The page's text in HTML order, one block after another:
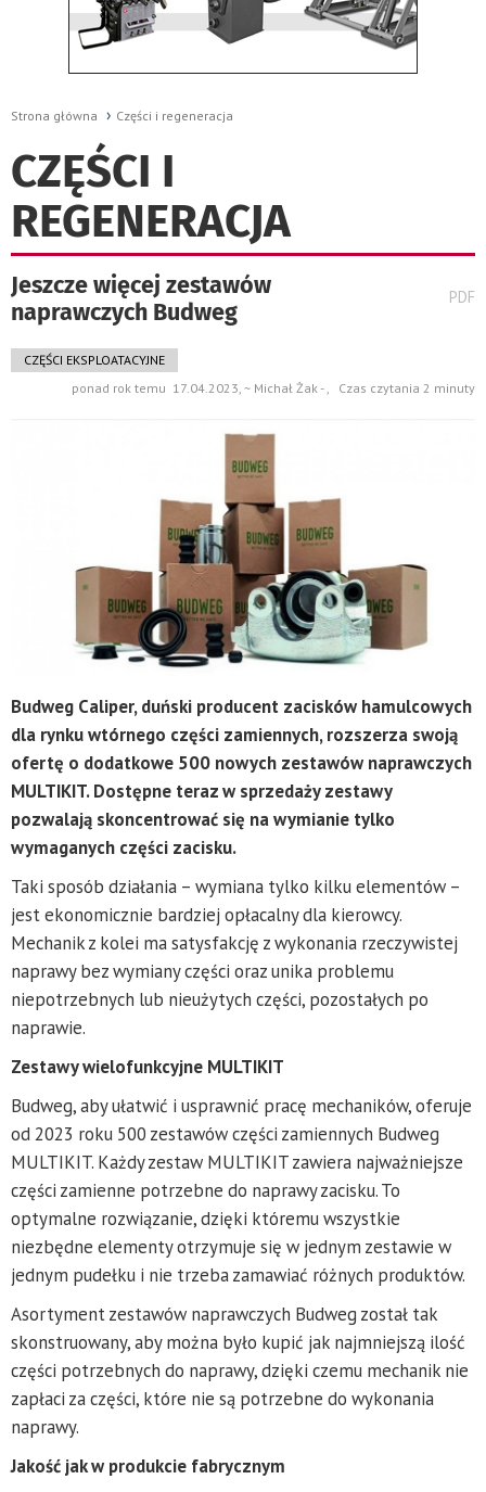
Strona główna Części i regeneracja
CZĘŚCI I
REGENERACJA
Jeszcze więcej zestawów
naprawczych Budweg
PDF
CZĘŚCI EKSPLOATACYJNE
ponad rok temu 17.04.2023, ~ Michał Żak - , Czas czytania 2 minuty
Budweg Caliper, duński producent zacisków hamulcowych
dla rynku wtórnego części zamiennych, rozszerza swoją
ofertę o dodatkowe 500 nowych zestawów naprawczych
MULTIKIT. Dostępne teraz w sprzedaży zestawy
pozwalają skoncentrować się na wymianie tylko
wymaganych części zacisku.
Taki sposób działania – wymiana tylko kilku elementów –
jest ekonomicznie bardziej opłacalny dla kierowcy.
Mechanik z kolei ma satysfakcję z wykonania rzeczywistej
naprawy bez wymiany części oraz unika problemu
niepotrzebnych lub nieużytych części, pozostałych po
naprawie.
Zestawy wielofunkcyjne MULTIKIT
Budweg, aby ułatwić i usprawnić pracę mechaników, oferuje
od 2023 roku 500 zestawów części zamiennych Budweg
MULTIKIT. Każdy zestaw MULTIKIT zawiera najważniejsze
części zamienne potrzebne do naprawy zacisku. To
optymalne rozwiązanie, dzięki któremu wszystkie
niezbędne elementy otrzymuje się w jednym zestawie w
jednym pudełku i nie trzeba zamawiać różnych produktów.
Asortyment zestawów naprawczych Budweg został tak
skonstruowany, aby można było kupić jak najmniejszą ilość
części potrzebnych do naprawy, dzięki czemu mechanik nie
zapłaci za części, które nie są potrzebne do wykonania
naprawy.
Jakość jak w produkcie fabrycznym